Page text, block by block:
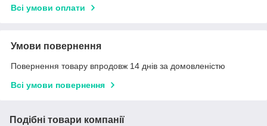
Всі умови оплати
Умови повернення
Повернення товару впродовж 14 днів за домовленістю
Всі умови повернення
Подібні товари компанії